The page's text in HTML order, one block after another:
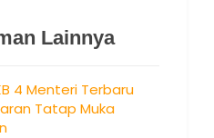
Lainnya
4 Menteri Terbaru
Tatap Muka